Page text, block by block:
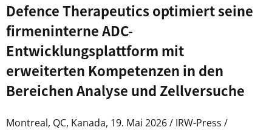
Defence Therapeutics optimiert seine
firmeninterne ADC-
Entwicklungsplattform mit
erweiterten Kompetenzen in den
Bereichen Analyse und Zellversuche
Montreal, QC, Kanada, 19. Mai 2026 / IRW-Press /